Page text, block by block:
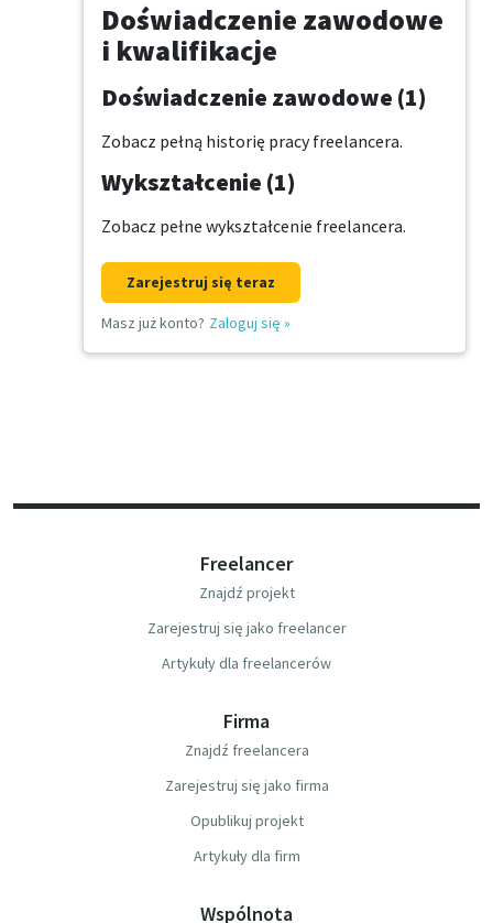
Doświadczenie zawodowe
i kwalifikacje
Doświadczenie zawodowe (1)
Zobacz pełną historię pracy freelancera.
Wykształcenie (1)
Zobacz pełne wykształcenie freelancera.
Zarejestruj się teraz
Masz już konto? Zaloguj się »
Freelancer
Znajdź projekt
Zarejestruj się jako freelancer
Artykuły dla freelancerów
Firma
Znajdź freelancera
Zarejestruj się jako firma
Opublikuj projekt
Artykuły dla firm
Wspólnota